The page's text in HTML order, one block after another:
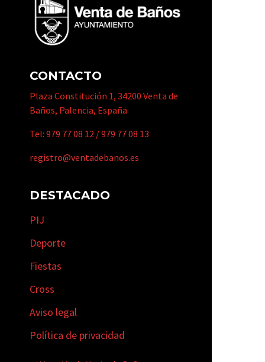
CONTACTO
Plaza Constitución 1, 34200 Venta de
Baños, Palencia, España
Tel: 979 77 08 12 /979 77 08 13
registro@ventadebanos.es
DESTACADO
PIJ
Deporte
Fiestas
Cross
Aviso legal
Política de privacidad